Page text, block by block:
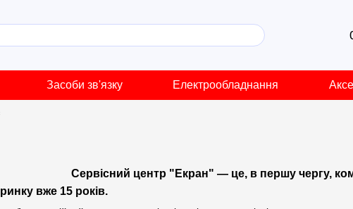
Засоби зв'язку Електрообладнання
Сервісний центр "Екран" — це, в першу чергу,
вже 15 років.